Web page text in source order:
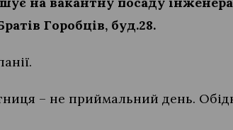
Горобців, буд.28.
– не приймальний день.